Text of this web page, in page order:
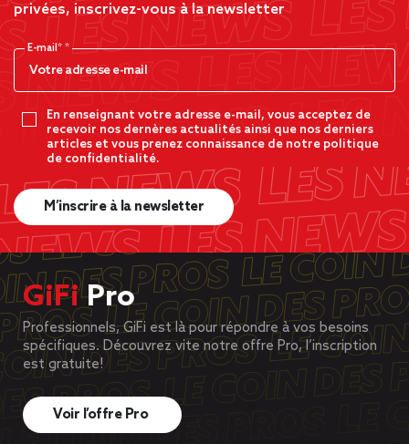
privées, inscrivez-vous à la newsletter
E-mail*
En renseignant votre adresse e-mail, vous acceptez de
recevoir nos dernères actualités ainsi que nos derniers
articles et vous prenez connaissance de notre politique
de confidentialité.
M’inscrire à la newsletter
GiFiPro
Professionnels, GiFi est là pour répondre à vos besoins
spécifiques. Découvrez vite notre offre Pro, l’inscription
est gratuite!
Voir l’offre Pro